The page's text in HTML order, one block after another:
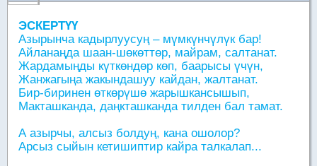
ЭСКЕРТҮҮ
Азырынча кадырлуусуң – мүмкүнчүлүк бар!
Айланаңда шаан-шөкөттөр, майрам, салтанат.
Жардамыңды күткөндөр көп, баарысы үчүн,
Жанжагыңа жакындашуу кайдан, жалтанат.
Бир-биринен өткөрүшө жарышкансышып,
Макташканда, даңкташканда тилден бал тамат.
А азырчы, алсыз болдуң, кана ошолор?
Арсыз сыйын кетишиптир кайра талкалап...